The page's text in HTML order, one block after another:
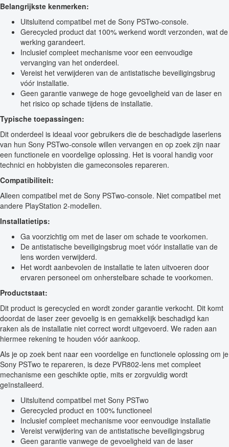
Belangrijkste kenmerken:
Uitsluitend compatibel met de Sony PSTwo-console.
Gerecycled product dat 100% werkend wordt verzonden, wat de
werking garandeert.
Inclusief compleet mechanisme voor een eenvoudige
vervanging van het onderdeel.
Vereist het verwijderen van de antistatische beveiligingsbrug
vóór installatie.
Geen garantie vanwege de hoge gevoeligheid van de laser en
het risico op schade tijdens de installatie.
Typische toepassingen:
Dit onderdeel is ideaal voor gebruikers die de beschadigde laserlens
van hun Sony PSTwo-console willen vervangen en op zoek zijn naar
een functionele en voordelige oplossing. Het is vooral handig voor
technici en hobbyisten die gameconsoles repareren.
Compatibiliteit:
Alleen compatibel met de Sony PSTwo-console. Niet compatibel met
andere PlayStation 2-modellen.
Installatietips:
Ga voorzichtig om met de laser om schade te voorkomen.
De antistatische beveiligingsbrug moet vóór installatie van de
lens worden verwijderd.
Het wordt aanbevolen de installatie te laten uitvoeren door
ervaren personeel om onherstelbare schade te voorkomen.
Productstaat:
Dit product is gerecycled en wordt zonder garantie verkocht. Dit komt
doordat de laser zeer gevoelig is en gemakkelijk beschadigd kan
raken als de installatie niet correct wordt uitgevoerd. We raden aan
hiermee rekening te houden vóór aankoop.
Als je op zoek bent naar een voordelige en functionele oplossing om je
Sony PSTwo te repareren, is deze PVR802-lens met compleet
mechanisme een geschikte optie, mits er zorgvuldig wordt
geïnstalleerd.
Uitsluitend compatibel met Sony PSTwo
Gerecycled product en 100% functioneel
Inclusief compleet mechanisme voor eenvoudige installatie
Vereist verwijdering van de antistatische beveiligingsbrug
Geen garantie vanwege de gevoeligheid van de laser